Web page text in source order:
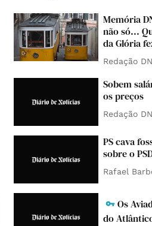
Memória
não só...
da Glória
Redação DN
Sobem
os preços
Redação DN
PS cava
sobre o
Rafael
Os
do